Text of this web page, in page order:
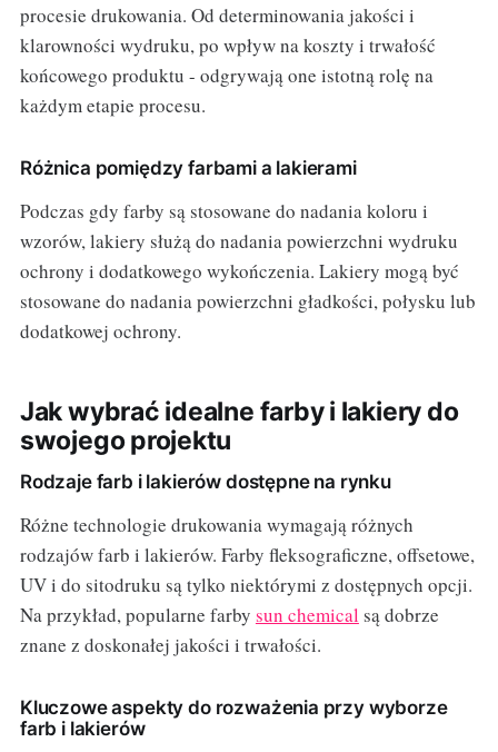
procesie drukowania. Od determinowania jakości i
klarowności wydruku, po wpływ na koszty i trwałość
końcowego produktu - odgrywają one istotną rolę na
każdym etapie procesu.
Różnica pomiędzy farbami a lakierami
Podczas gdy farby są stosowane do nadania koloru i
wzorów, lakiery służą do nadania powierzchni wydruku
ochrony i dodatkowego wykończenia. Lakiery mogą być
stosowane do nadania powierzchni gładkości, połysku lub
dodatkowej ochrony.
Jak wybrać idealne farby i lakiery do
swojego projektu
Rodzaje farb i lakierów dostępne na rynku
Różne technologie drukowania wymagają różnych
rodzajów farb i lakierów. Farby fleksograficzne, offsetowe,
UV i do sitodruku są tylko niektórymi z dostępnych opcji.
Na przykład, popularne farby sun chemical są dobrze
znane z doskonałej jakości i trwałości.
Kluczowe aspekty do rozważenia przy wyborze
farb i lakierów